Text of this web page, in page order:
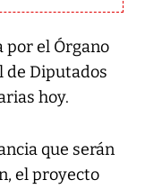
por el Órgano
de Diputados
hoy.
que serán
el proyecto